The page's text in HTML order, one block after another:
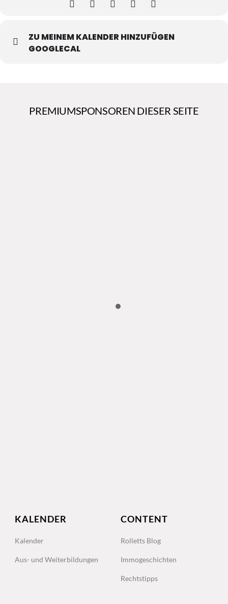
ZU MEINEM KALENDER HINZUFÜGEN
GOOGLECAL
PREMIUMSPONSOREN DIESER SEITE
KALENDER
Kalender
Aus- und Weiterbildungen
CONTENT
Rolletts Blog
Immogeschichten
Rechtstipps